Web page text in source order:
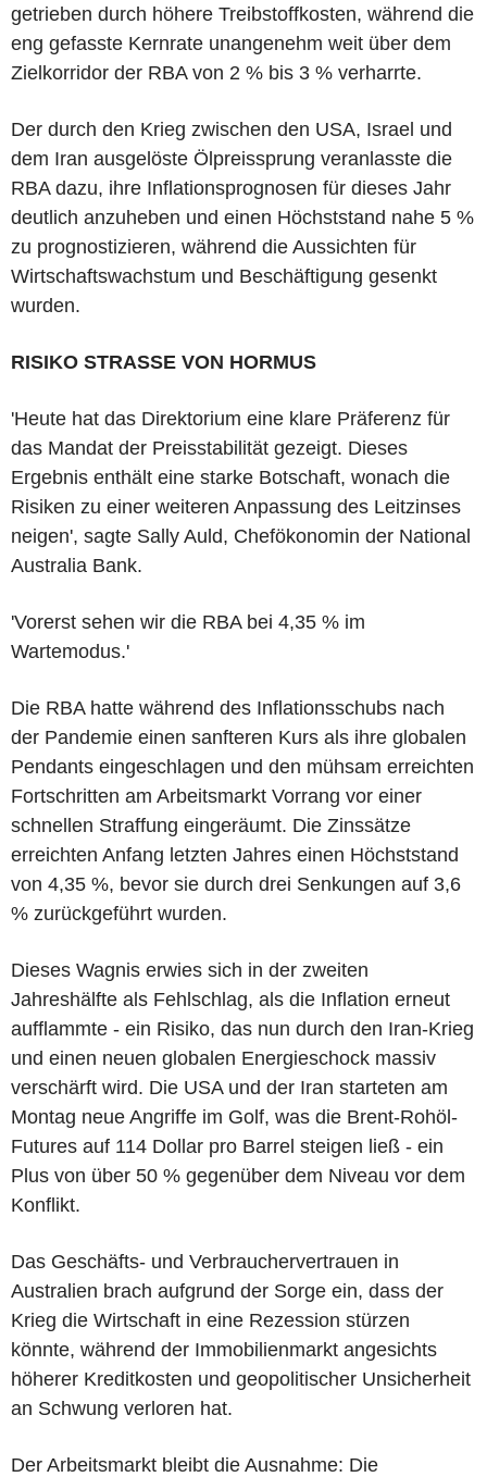
getrieben durch höhere Treibstoffkosten, während die
eng gefasste Kernrate unangenehm weit über dem
Zielkorridor der RBA von 2 % bis 3 % verharrte.
Der durch den Krieg zwischen den USA, Israel und
dem Iran ausgelöste Ölpreissprung veranlasste die
RBA dazu, ihre Inflationsprognosen für dieses Jahr
deutlich anzuheben und einen Höchststand nahe 5 %
zu prognostizieren, während die Aussichten für
Wirtschaftswachstum und Beschäftigung gesenkt
wurden.
RISIKO STRASSE VON HORMUS
'Heute hat das Direktorium eine klare Präferenz für
das Mandat der Preisstabilität gezeigt. Dieses
Ergebnis enthält eine starke Botschaft, wonach die
Risiken zu einer weiteren Anpassung des Leitzinses
neigen', sagte Sally Auld, Chefökonomin der National
Australia Bank.
'Vorerst sehen wir die RBA bei 4,35 % im
Wartemodus.'
Die RBA hatte während des Inflationsschubs nach
der Pandemie einen sanfteren Kurs als ihre globalen
Pendants eingeschlagen und den mühsam erreichten
Fortschritten am Arbeitsmarkt Vorrang vor einer
schnellen Straffung eingeräumt. Die Zinssätze
erreichten Anfang letzten Jahres einen Höchststand
von 4,35 %, bevor sie durch drei Senkungen auf 3,6
% zurückgeführt wurden.
Dieses Wagnis erwies sich in der zweiten
Jahreshälfte als Fehlschlag, als die Inflation erneut
aufflammte - ein Risiko, das nun durch den Iran-Krieg
und einen neuen globalen Energieschock massiv
verschärft wird. Die USA und der Iran starteten am
Montag neue Angriffe im Golf, was die Brent-Rohöl-
Futures auf 114 Dollar pro Barrel steigen ließ - ein
Plus von über 50 % gegenüber dem Niveau vor dem
Konflikt.
Das Geschäfts- und Verbrauchervertrauen in
Australien brach aufgrund der Sorge ein, dass der
Krieg die Wirtschaft in eine Rezession stürzen
könnte, während der Immobilienmarkt angesichts
höherer Kreditkosten und geopolitischer Unsicherheit
an Schwung verloren hat.
Der Arbeitsmarkt bleibt die Ausnahme: Die